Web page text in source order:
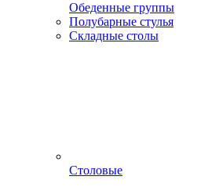
Обеденные группы
Полубарные стулья
Складные столы
Столовые